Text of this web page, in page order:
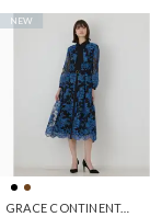
GRACE CONTINENTAL
NEW